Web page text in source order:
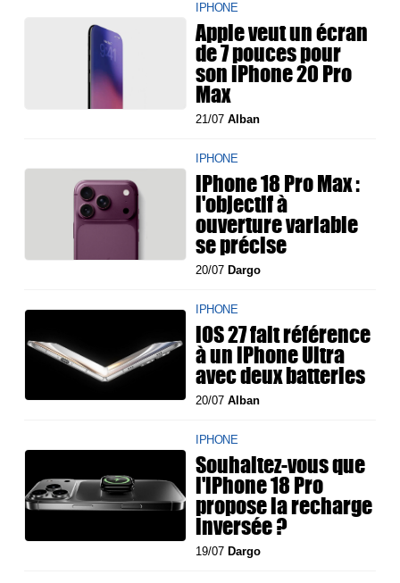
IPHONE
Apple veut un écran
de 7 pouces pour
son iPhone 20 Pro
Max
21/07Alban
IPHONE
iPhone 18 Pro Max :
l'objectif à
ouverture variable
se précise
20/07 Dargo
IPHONE
iOS 27 fait référence
à un iPhone Ultra
avec deux batteries
20/07Alban
IPHONE
Souhaitez-vous que
l'iPhone 18 Pro
propose la recharge
inversée ?
19/07 Dargo